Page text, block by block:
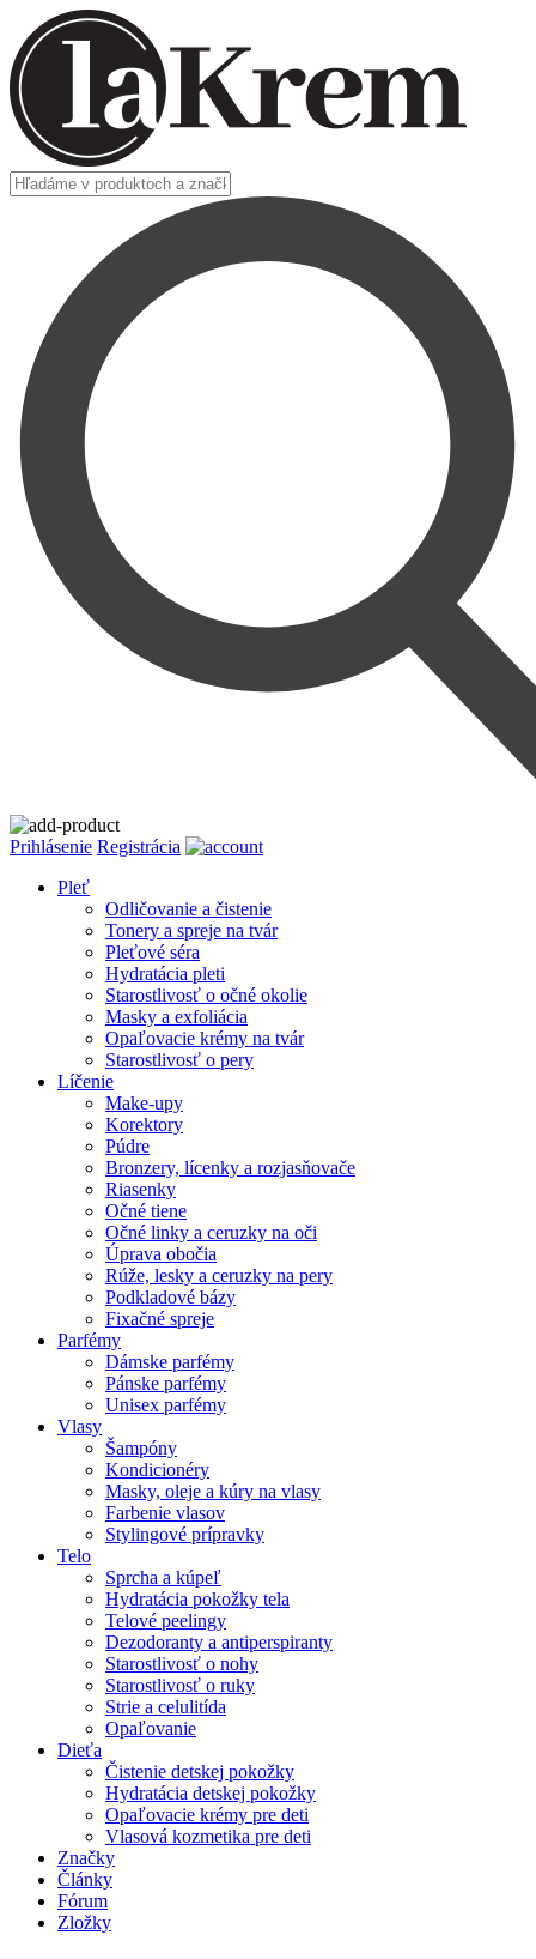
Prihlásenie Registrácia
Pleť
Odličovanie a čistenie
Tonery a spreje na tvár
Pleťové séra
Hydratácia pleti
Starostlivosť o očné okolie
Masky a exfoliácia
Opaľovacie krémy na tvár
Starostlivosť o pery
Líčenie
Make-upy
Korektory
Púdre
Bronzery, lícenky a rozjasňovače
Riasenky
Očné tiene
Očné linky a ceruzky na oči
Úprava obočia
Rúže, lesky a ceruzky na pery
Podkladové bázy
Fixačné spreje
Parfémy
Dámske parfémy
Pánske parfémy
Unisex parfémy
Vlasy
Šampóny
Kondicionéry
Masky, oleje a kúry na vlasy
Farbenie vlasov
Stylingové prípravky
Telo
Sprcha a kúpeľ
Hydratácia pokožky tela
Telové peelingy
Dezodoranty a antiperspiranty
Starostlivosť o nohy
Starostlivosť o ruky
Strie a celulitída
Opaľovanie
Dieťa
Čistenie detskej pokožky
Hydratácia detskej pokožky
Opaľovacie krémy pre deti
Vlasová kozmetika pre deti
Značky
Články
Fórum
Zložky